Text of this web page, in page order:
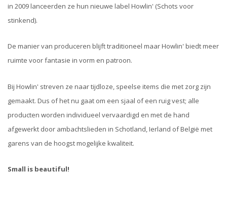
in 2009 lanceerden ze hun nieuwe label Howlin' (Schots voor
stinkend).
De manier van produceren blijft traditioneel maar Howlin' biedt meer
ruimte voor fantasie in vorm en patroon.
Bij Howlin' streven ze naar tijdloze, speelse items die met zorg zijn
gemaakt. Dus of het nu gaat om een sjaal of een ruig vest; alle
producten worden individueel vervaardigd en met de hand
afgewerkt door ambachtslieden in Schotland, Ierland of België met
garens van de hoogst mogelijke kwaliteit.
Small is beautiful!